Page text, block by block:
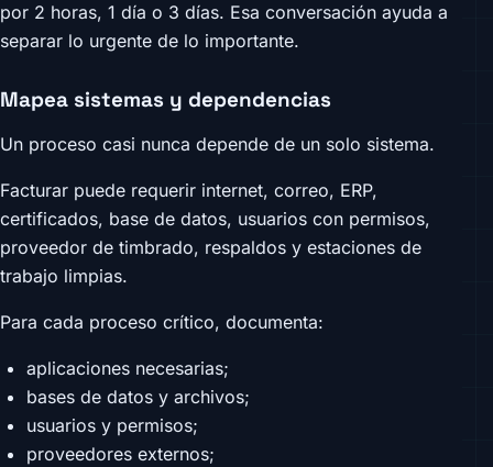
por 2 horas, 1 día o 3 días. Esa conversación ayuda a
separar lo urgente de lo importante.
Mapea sistemas y dependencias
Un proceso casi nunca depende de un solo sistema.
Facturar puede requerir internet, correo, ERP,
certificados, base de datos, usuarios con permisos,
proveedor de timbrado, respaldos y estaciones de
trabajo limpias.
Para cada proceso crítico, documenta:
aplicaciones necesarias;
bases de datos y archivos;
usuarios y permisos;
proveedores externos;